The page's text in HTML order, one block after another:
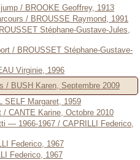
/ BROOKE Geoffrey, 1913
/ BROUSSE Raymond, 1991
Stéphane-Gustave-Jules,
/ BROUSSET Stéphane-Gustave-
Virginie, 1996
/ BUSH Karen, Septembre 2009
SELF Margaret, 1959
/ CANTE Karine, Octobre 2010
— 1966-1967 / CAPRILLI Federico,
Federico, 1967
Federico, 1967